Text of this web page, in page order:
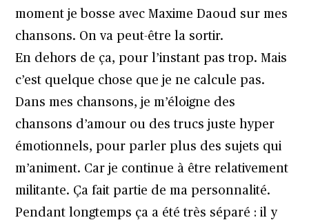
moment je bosse avec Maxime Daoud sur mes
chansons. On va peut-être la sortir.
En dehors de ça, pour l’instant pas trop. Mais
c’est quelque chose que je ne calcule pas.
Dans mes chansons, je m’éloigne des
chansons d’amour ou des trucs juste hyper
émotionnels, pour parler plus des sujets qui
m’animent. Car je continue à être relativement
militante. Ça fait partie de ma personnalité.
Pendant longtemps ça a été très séparé : il y